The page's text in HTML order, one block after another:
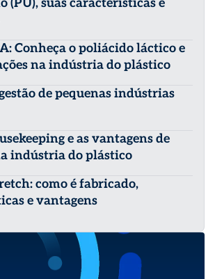
(PU), suas características e
Conheça o poliácido láctico e
na indústria do plástico
de pequenas indústrias
e as vantagens de
indústria do plástico
como é fabricado,
e vantagens